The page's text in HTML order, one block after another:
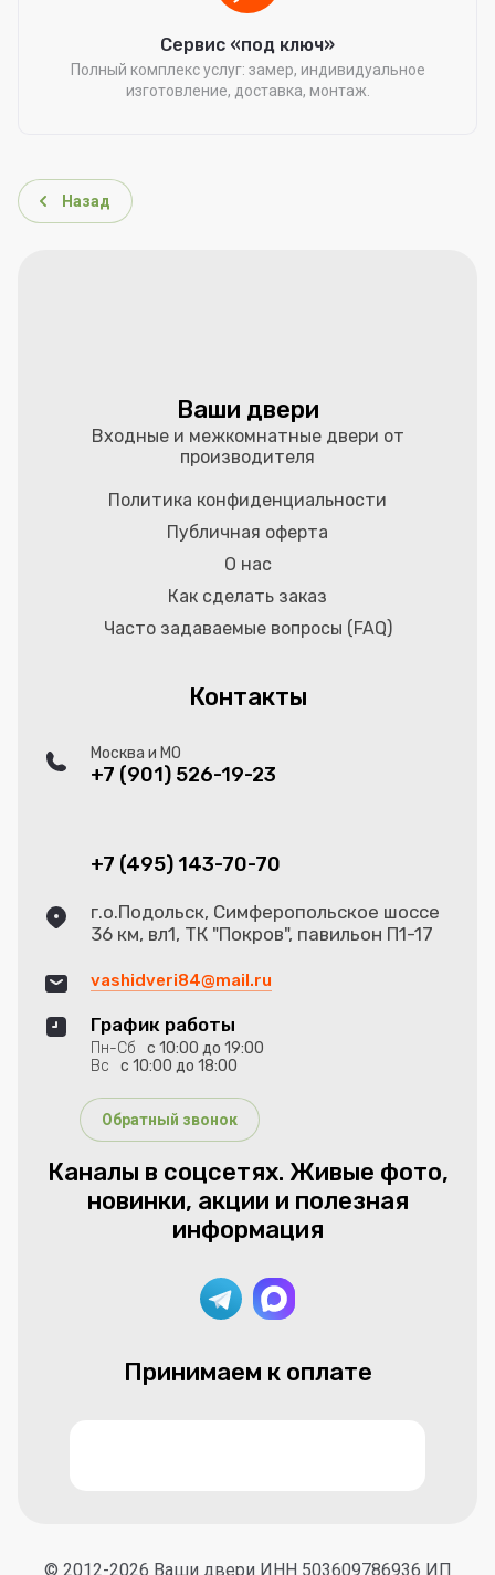
Сервис «под ключ»
Полный комплекс услуг: замер, индивидуальное
изготовление, доставка, монтаж.
Назад
Ваши двери
Входные и межкомнатные двери от
производителя
Политика конфиденциальности
Публичная оферта
О нас
Как сделать заказ
Часто задаваемые вопросы (FAQ)
Контакты
Москва и МО
+7 (901) 526-19-23
+7 (495) 143-70-70
г.о.Подольск, Симферопольское шоссе
36 км, вл1, ТК "Покров", павильон П1-17
vashidveri84@mail.ru
График работы
Пн-Сб
с 10:00 до 19:00
Вс
с 10:00 до 18:00
Обратный звонок
Каналы в соцсетях. Живые фото,
новинки, акции и полезная
информация
Принимаем к оплате
© 2012-2026 Ваши двери ИНН 503609786936 ИП